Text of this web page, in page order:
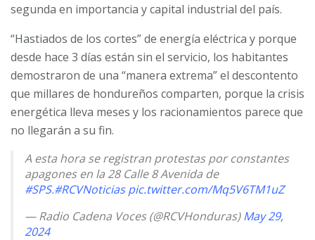
segunda en importancia y capital industrial del país.
“Hastiados de los cortes” de energía eléctrica y porque
desde hace 3 días están sin el servicio, los habitantes
demostraron de una “manera extrema” el descontento
que millares de hondureños comparten, porque la crisis
energética lleva meses y los racionamientos parece que
no llegarán a su fin.
A esta hora se registran protestas por constantes
apagones en la 28 Calle 8 Avenida de
#SPS.#RCVNoticias pic.twitter.com/Mq5V6TM1uZ
— Radio Cadena Voces (@RCVHonduras)May 29,
2024